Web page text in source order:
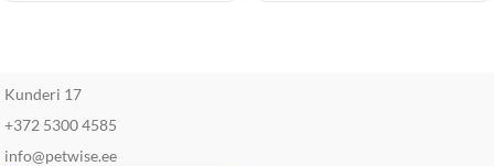
Kunderi 17
+372 5300 4585
info@petwise.ee